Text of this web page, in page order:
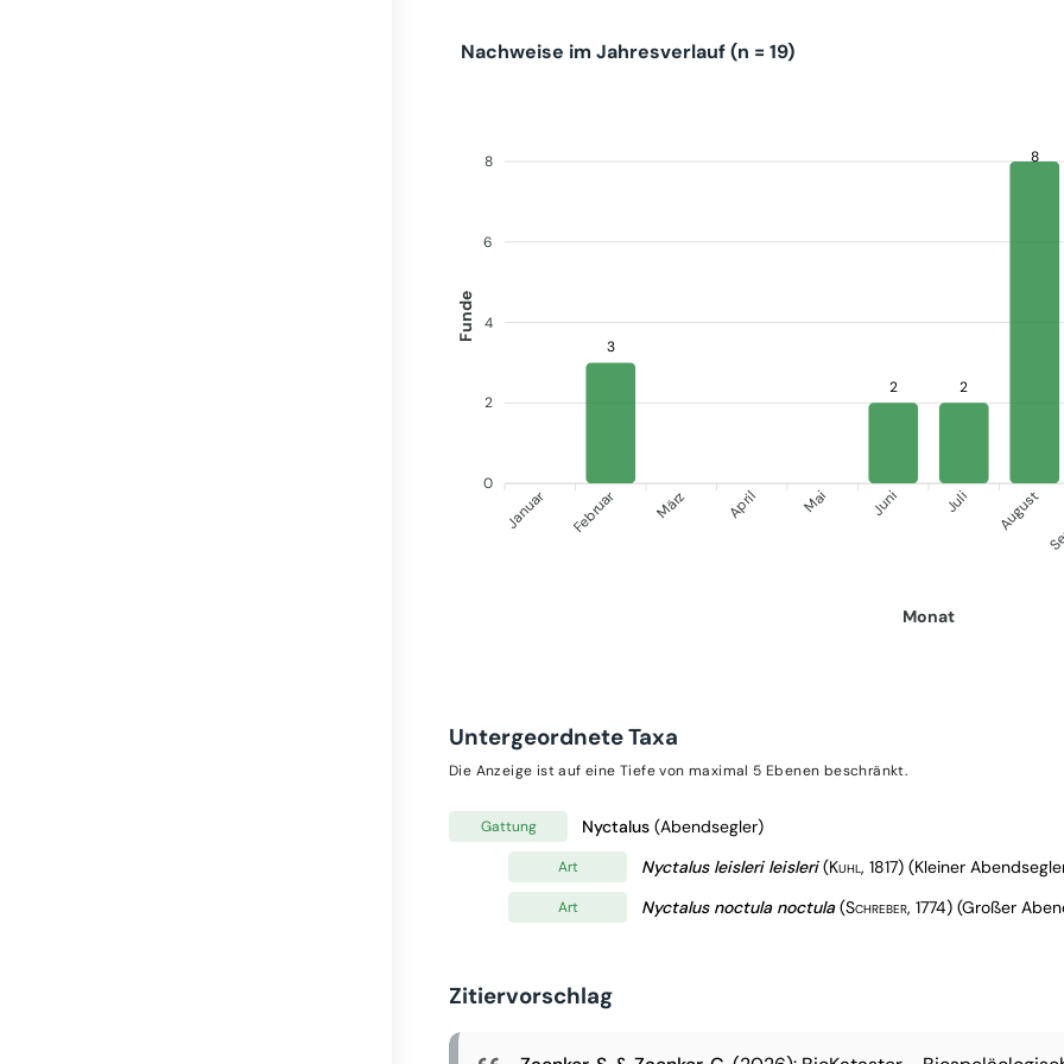
Nachweise im Jahresverlauf (n = 19)
8
6
4
2
0
Funde
3
2 2
8
Januar Februar März April Mai Juni Juli August
Monat
Untergeordnete Taxa
Die Anzeige ist auf eine Tiefe von maximal 5 Ebenen beschränkt.
Gattung Nyctalus (Abendsegler)
Art Nyctalus leisleri leisleri (Kuhl, 1817) (Kleiner
Art Nyctalus noctula noctula (Schreber, 1774) (Großer
Zitiervorschlag